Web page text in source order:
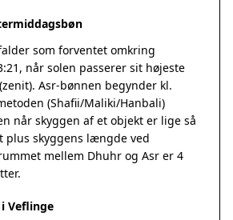
som forventet omkring
når solen passerer sit højeste
Asr-bønnen begynder kl.
(Shafii/Maliki/Hanbali)
når skyggen af et objekt er lige så
plus skyggens længde ved
mellem Dhuhr og Asr er 4
Veflinge